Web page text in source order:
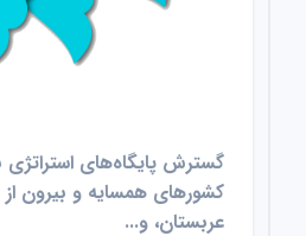
گسترش پایگاه‌های استراتژی
کشورهای همسایه و بیرون از
عربستان، و...